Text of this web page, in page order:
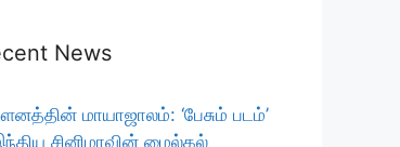
News
மாயாஜாலம்: ‘பேசும் படம்’
சினிமாவின் மைல்கல்